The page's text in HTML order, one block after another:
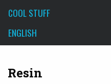
COOL STUFF
ENGLISH
Resin